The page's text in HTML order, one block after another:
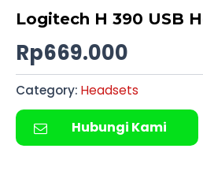
Logitech H 390 USB
Rp669.000
Category: Headsets
Hubungi Kami